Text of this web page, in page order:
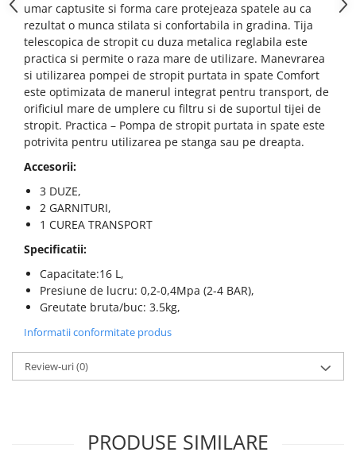
umar captusite si forma care protejeaza spatele au ca
rezultat o munca stilata si confortabila in gradina. Tija
telescopica de stropit cu duza metalica reglabila este
practica si permite o raza mare de utilizare. Manevrarea
si utilizarea pompei de stropit purtata in spate Comfort
este optimizata de manerul integrat pentru transport, de
orificiul mare de umplere cu filtru si de suportul tijei de
stropit. Practica – Pompa de stropit purtata in spate este
potrivita pentru utilizarea pe stanga sau pe dreapta.
Accesorii:
3 DUZE,
2 GARNITURI,
1 CUREA TRANSPORT
Specificatii:
Capacitate:16 L,
Presiune de lucru: 0,2-0,4Mpa (2-4 BAR),
Greutate bruta/buc: 3.5kg,
Informatii conformitate produs
Review-uri(0)
PRODUSE SIMILARE